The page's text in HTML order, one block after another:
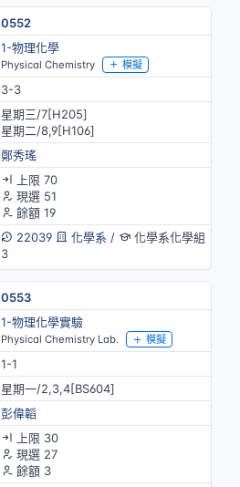
0552
1-物理化學
Physical Chemistry 模擬
3-3
星期三/7[H205]
星期二/8,9[H106]
鄭秀瑤
上限 70
現選 51
餘額 19
22039
化學系 /
化學系化學組
3
0553
1-物理化學實驗
Physical Chemistry Lab. 模擬
1-1
星期一/2,3,4[BS604]
彭偉韜
上限 30
現選 27
餘額 3